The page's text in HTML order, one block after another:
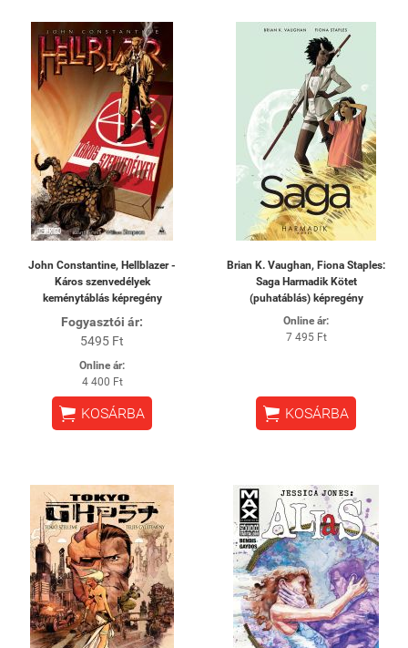
John Constantine, Hellblazer -
Káros szenvedélyek
keménytáblás képregény
Fogyasztói ár:
5495 Ft
Online ár:
4 400 Ft
 KOSÁRBA
Brian K. Vaughan, Fiona Staples:
Saga Harmadik Kötet
(puhatáblás) képregény
Online ár:
7 495 Ft
 KOSÁRBA